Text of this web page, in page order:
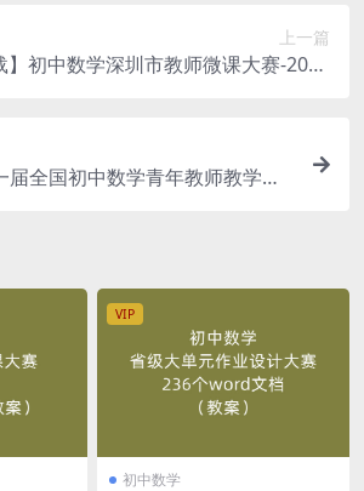
上一篇
】初中数学深圳市教师微课大赛-2023
届全国初中数学青年教师教学竞
VIP
初中数学